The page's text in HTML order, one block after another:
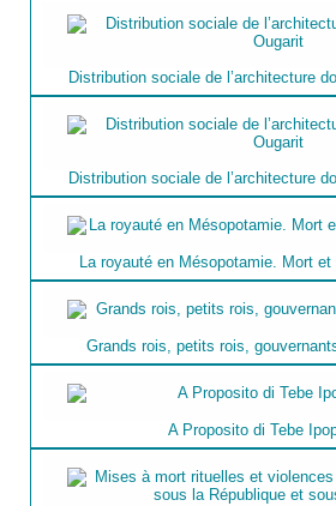
Distribution sociale de l’architecture
Distribution sociale de l’architecture
La royauté en Mésopotamie. Mort
Grands rois, petits rois,
A Proposito di Tebe